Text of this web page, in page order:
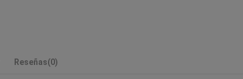
Reseñas(0)